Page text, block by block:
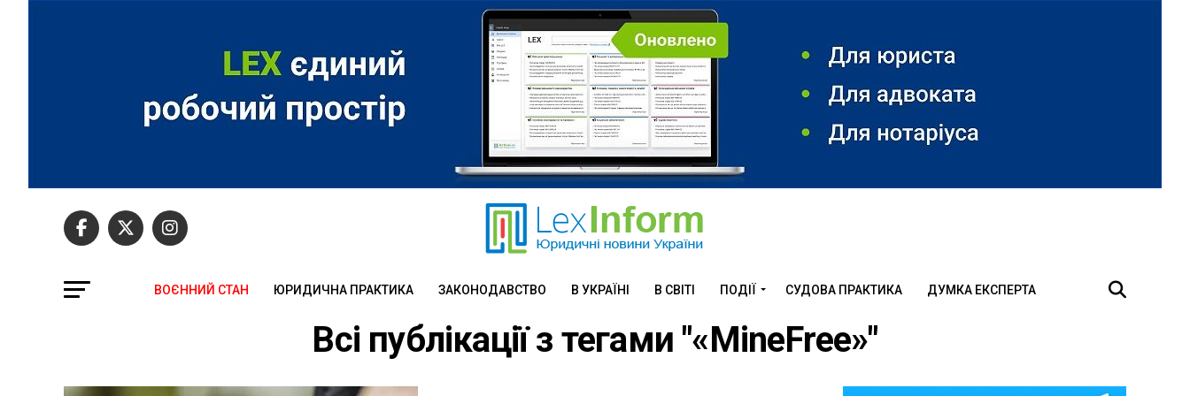
ВОЄННИЙ СТАН ЮРИДИЧНА ПРАКТИКА ЗАКОНОДАВСТВО В УКРАЇНІ В СВІТІ ПОДІЇ СУДОВА ПРАКТИКА ДУМКА ЕКСПЕРТА
Всі публікації з тегами "«MineFree»"